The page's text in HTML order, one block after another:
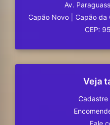
Av.
Capão Novo
Capão da
CEP:
Veja
Cadastre